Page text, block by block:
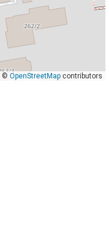
© OpenStreetMapcontributors